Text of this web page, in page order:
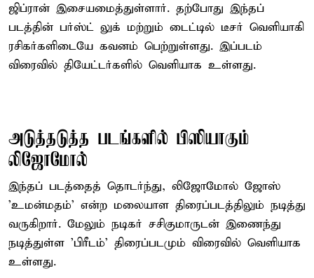
ஜிப்ரான் இசையமைத்துள்ளார். தற்போது இந்தப்
படத்தின் பர்ஸ்ட் லுக் மற்றும் டைட்டில் டீசர் வெளியாகி
ரசிகர்களிடையே கவனம் பெற்றுள்ளது. இப்படம்
விரைவில் தியேட்டர்களில் வெளியாக உள்ளது.
அடுத்தடுத்த படங்களில் பிஸியாகும்
லிஜோமோல்
இந்தப் படத்தைத் தொடர்ந்து, லிஜோமோல் ஜோஸ்
'உமன்மதம்' என்ற மலையாள திரைப்படத்திலும் நடித்து
வருகிறார். மேலும் நடிகர் சசிகுமாருடன் இணைந்து
நடித்துள்ள 'பிரீடம்' திரைப்படமும் விரைவில் வெளியாக
உள்ளது.